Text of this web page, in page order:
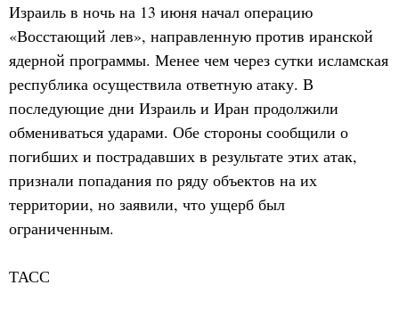
Израиль в ночь на 13 июня начал операцию
«Восстающий лев», направленную против иранской
ядерной программы. Менее чем через сутки исламская
республика осуществила ответную атаку. В
последующие дни Израиль и Иран продолжили
обмениваться ударами. Обе стороны сообщили о
погибших и пострадавших в результате этих атак,
признали попадания по ряду объектов на их
территории, но заявили, что ущерб был
ограниченным.
ТАСС